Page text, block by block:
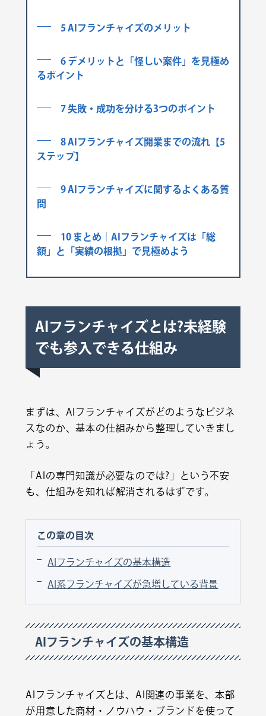
5 AIフランチャイズのメリット
6 デメリットと「怪しい案件」を見極め
るポイント
7 失敗・成功を分ける3つのポイント
8 AIフランチャイズ開業までの流れ【5
ステップ】
9 AIフランチャイズに関するよくある質
問
10 まとめ｜AIフランチャイズは「総
額」と「実績の根拠」で見極めよう
AIフランチャイズとは?未経験
でも参入できる仕組み
まずは、AIフランチャイズがどのようなビジネ
スなのか、基本の仕組みから整理していきまし
ょう。
「AIの専門知識が必要なのでは?」という不安
も、仕組みを知れば解消されるはずです。
この章の目次
AIフランチャイズの基本構造
AI系フランチャイズが急増している背景
AIフランチャイズの基本構造
AIフランチャイズとは、AI関連の事業を、本部
が用意した商材・ノウハウ・ブランドを使って